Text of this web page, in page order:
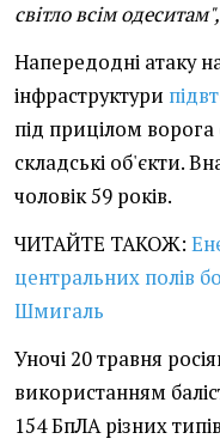
світло всім
Напередодні атаку
інфраструктури
під прицілом
складські об'єкти.
чоловік 59 років.
ЧИТАЙТЕ ТАКОЖ:
центральних полів
Шмигаль
Уночі 20 травня
використанням
154 БпЛА різних